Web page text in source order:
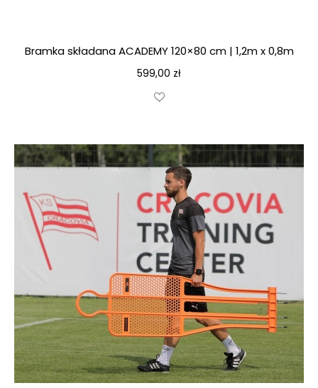
Bramka składana ACADEMY 120×80 cm | 1,2m x 0,8m
599,00 zł